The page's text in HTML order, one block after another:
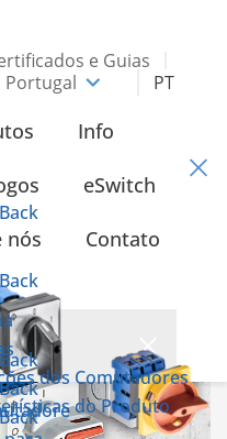
e Guias
Portugal
PT
Back
Info
eSwitch
nós
dos Comutadores
do Produto
Contato